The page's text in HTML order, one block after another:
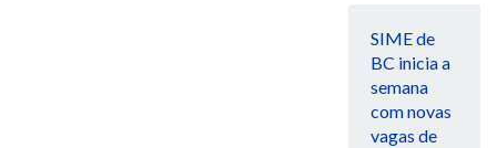
SIME de
BC inicia a
semana
com novas
vagas de